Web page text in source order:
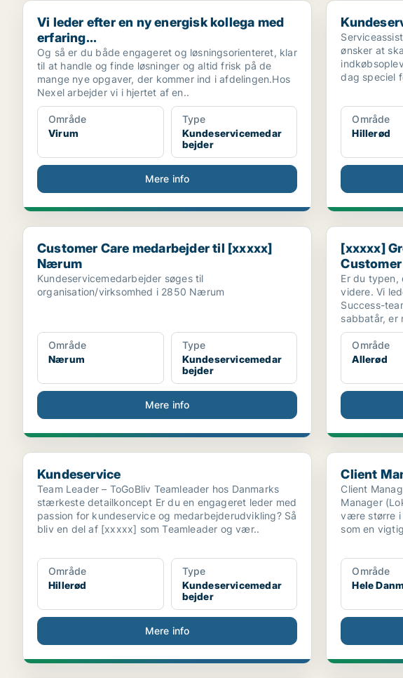
Vi leder efter en ny energisk kollega med erfaring...
Vi leder efter en ny energisk kollega med
erfaring...
Og så er du både engageret og løsningsorienteret, klar
til at handle og finde løsninger og altid frisk på de
mange nye opgaver, der kommer ind i afdelingen.Hos
Nexel arbejder vi i hjertet af en..
Område
Virum
Type
Kundeservicemedar
bejder
Mere info
Kundeservice
ønsker at
dag speciel
Område
Hillerød
Customer Care medarbejder til [xxxxx] Nærum
Customer Care medarbejder til [xxxxx]
Nærum
Kundeservicemedarbejder søges til
organisation/virksomhed i 2850 Nærum
Område
Nærum
Type
Kundeservicemedar
bejder
Mere info
[xxxxx]
[xxxxx]
Er du
videre. Vi
Success-
sabbatår, er
Område
Allerød
Kundeservice
Kundeservice
Team Leader – ToGoBliv Teamleader hos Danmarks
stærkeste detailkoncept Er du en engageret leder med
passion for kundeservice og medarbejderudvikling? Så
bliv en del af [xxxxx] som Teamleader og vær..
Område
Hillerød
Type
Kundeservicemedar
bejder
Mere info
Client Manager
Client
Client
Manager
være større i
som en
Område
Hele